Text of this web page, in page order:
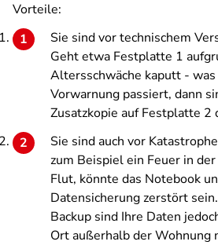
Vorteile:
Sie sind vor technischem
Geht etwa Festplatte 1
Altersschwäche kaputt - was
Vorwarnung passiert, dann
Zusatzkopie auf Festplatte 2
Sie sind auch vor
zum Beispiel ein Feuer in
Flut, könnte das Notebook
Datensicherung zerstört
Backup sind Ihre Daten
Ort außerhalb der Wohnung